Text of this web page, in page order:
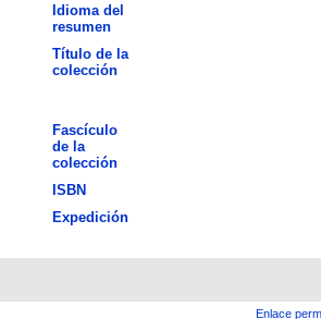
Idioma del
resumen
Título de la
colección
Fascículo
de la
colección
ISBN
Expedición
Enlace